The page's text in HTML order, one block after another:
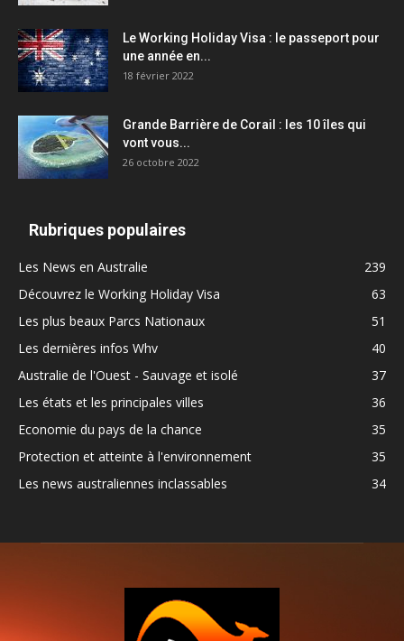
Le Working Holiday Visa : le passeport pour
une année en...
18 février 2022
Grande Barrière de Corail : les 10 îles qui
vont vous...
26 octobre 2022
Rubriques populaires
Les News en Australie
239
Découvrez le Working Holiday Visa
63
Les plus beaux Parcs Nationaux
51
Les dernières infos Whv
40
Australie de l'Ouest - Sauvage et isolé
37
Les états et les principales villes
36
Economie du pays de la chance
35
Protection et atteinte à l'environnement
35
Les news australiennes inclassables
34